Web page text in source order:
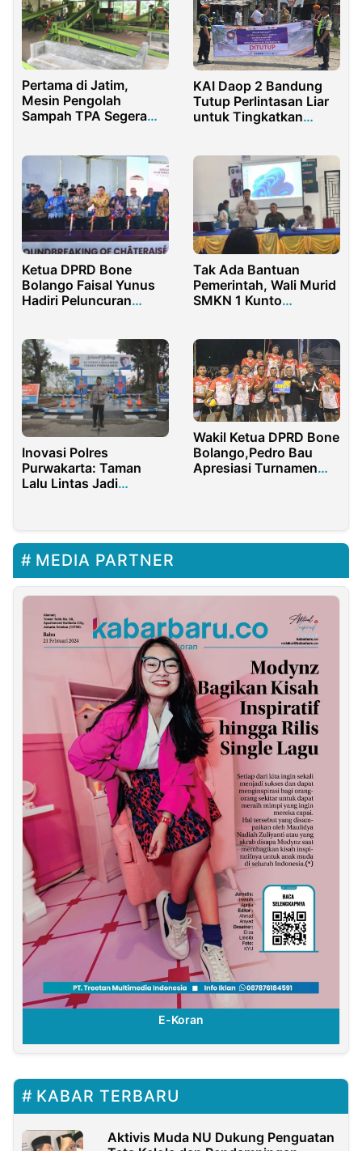
Pertama di Jatim,
Mesin Pengolah
Sampah TPA Segera
KAI Daop 2 Bandung
Tutup Perlintasan Liar
untuk Tingkatkan
Ketua DPRD Bone
Bolango Faisal Yunus
Hadiri Peluncuran
Tak Ada Bantuan
Pemerintah, Wali Murid
SMKN 1 Kunto
Inovasi Polres
Purwakarta: Taman
Lalu Lintas Jadi
Wakil Ketua DPRD Bone
Bolango,Pedro Bau
Apresiasi Turnamen
MEDIA PARTNER
E-Koran
KABAR TERBARU
Aktivis Muda NU Dukung Penguatan